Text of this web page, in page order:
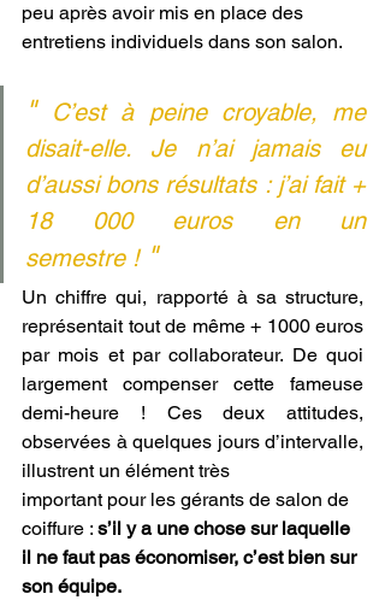
peu après avoir mis en place des
entretiens individuels dans son salon.
" C’est à peine croyable, me
disait-elle. Je n’ai jamais eu
d’aussi bons résultats : j’ai fait +
18 000 euros en un
semestre ! "
Un chiffre qui, rapporté à sa structure,
représentait tout de même + 1000 euros
par mois et par collaborateur. De quoi
largement compenser cette fameuse
demi-heure ! Ces deux attitudes,
observées à quelques jours d’intervalle,
illustrent un élément très
important pour les gérants de salon de
coiffure : s’il y a une chose sur laquelle
il ne faut pas économiser, c’est bien sur
son équipe.